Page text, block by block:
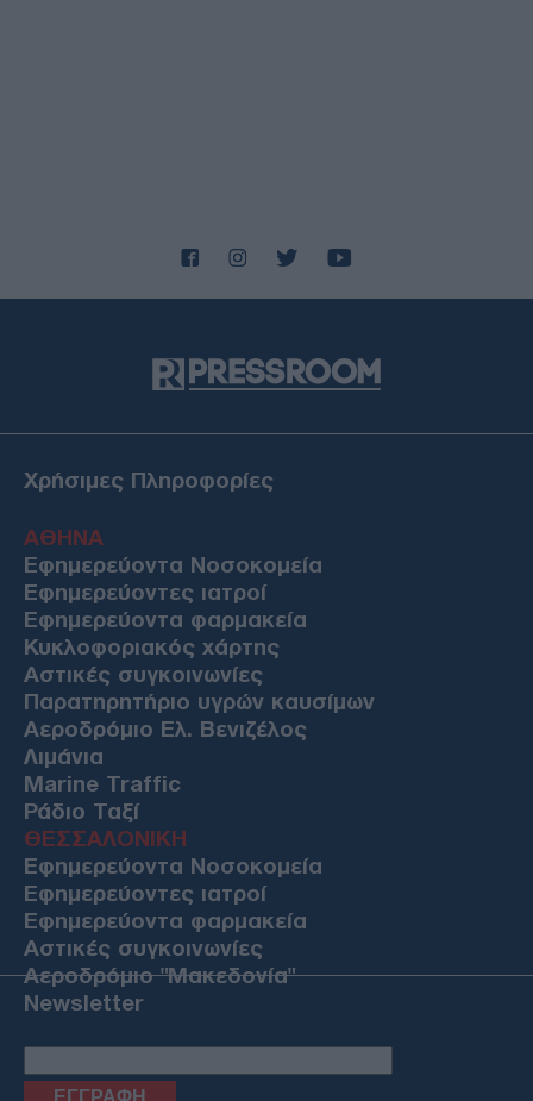
Χρήσιμες Πληροφορίες
ΑΘΗΝΑ
Εφημερεύοντα Νοσοκομεία
Εφημερεύοντες ιατροί
Εφημερεύοντα φαρμακεία
Κυκλοφοριακός χάρτης
Αστικές συγκοινωνίες
Παρατηρητήριο υγρών καυσίμων
Αεροδρόμιο Ελ. Βενιζέλος
Λιμάνια
Marine Traffic
Ράδιο Ταξί
ΘΕΣΣΑΛΟΝΙΚΗ
Εφημερεύοντα Νοσοκομεία
Εφημερεύοντες ιατροί
Εφημερεύοντα φαρμακεία
Αστικές συγκοινωνίες
Αεροδρόμιο "Μακεδονία"
Newsletter